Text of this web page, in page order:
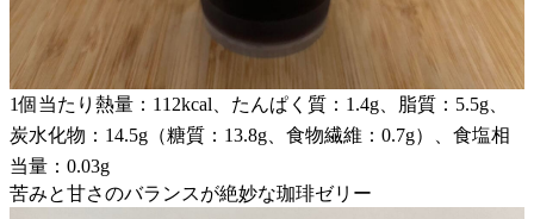
1個当たり熱量：112kcal、たんぱく質：1.4g、脂質：5.5g、
炭水化物：14.5g（糖質：13.8g、食物繊維：0.7g）、食塩相
当量：0.03g
苦みと甘さのバランスが絶妙な珈琲ゼリー